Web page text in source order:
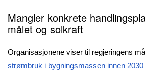
Mangler konkrete
målet og solkraft
Organisasjonene viser til regjeringens
strømbruk i bygningsmassen innen 2030